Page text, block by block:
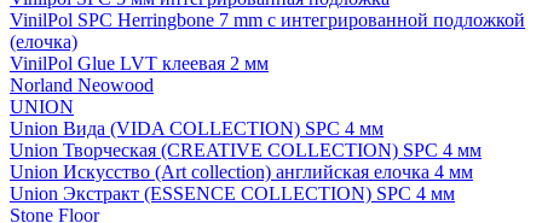
VinilPol SPC Herringbone 7 mm с интегрированной подложкой
(елочка)
VinilPol Glue LVT клеевая 2 мм
Norland Neowood
UNION
Union Вида (VIDA COLLECTION) SPC 4 мм
Union Творческая (CREATIVE COLLECTION) SPC 4 мм
Union Искусство (Art collection) английская елочка 4 мм
Union Экстракт (ESSENCE COLLECTION) SPC 4 мм
Stone Floor